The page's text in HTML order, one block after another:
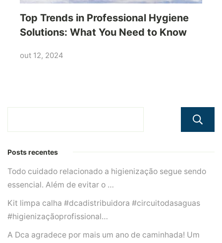
Top Trends in Professional Hygiene
Solutions: What You Need to Know
out 12, 2024
Posts recentes
Todo cuidado relacionado a higienização segue sendo
essencial. Além de evitar o …
Kit limpa calha #dcadistribuidora #circuitodasaguas
#higienizaçãoprofissional…
A Dca agradece por mais um ano de caminhada! Um